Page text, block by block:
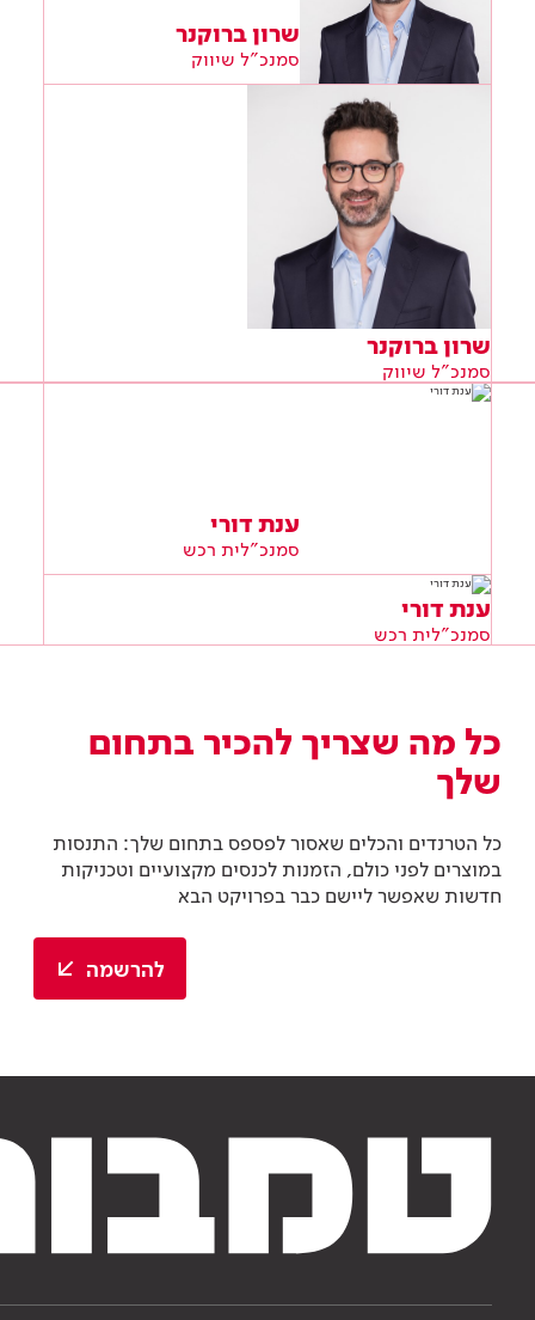
שרון ברוקנר
סמנכ"ל שיווק
שרון ברוקנר
סמנכ"ל שיווק
ענת דורי
סמנכ"לית רכש
ענת דורי
סמנכ"לית רכש
כל מה שצריך להכיר בתחום
שלך
כל הטרנדים והכלים שאסור לפספס בתחום שלך: התנסות
במוצרים לפני כולם, הזמנות לכנסים מקצועיים וטכניקות
חדשות שאפשר ליישם כבר בפרויקט הבא
להרשמה